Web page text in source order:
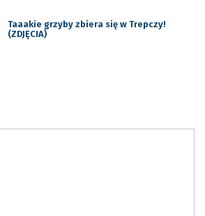
Taaakie grzyby zbiera się w Trepczy!
(ZDJĘCIA)